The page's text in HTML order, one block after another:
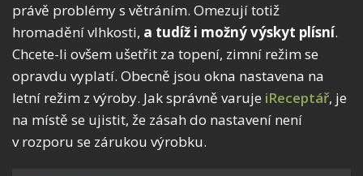
právě problémy s větráním. Omezují totiž
hromadění vlhkosti, a tudíž i možný výskyt plísní.
Chcete-li ovšem ušetřit za topení, zimní režim se
opravdu vyplatí. Obecně jsou okna nastavena na
letní režim z výroby. Jak správně varuje iReceptář, je
na místě se ujistit, že zásah do nastavení není
v rozporu se zárukou výrobku.